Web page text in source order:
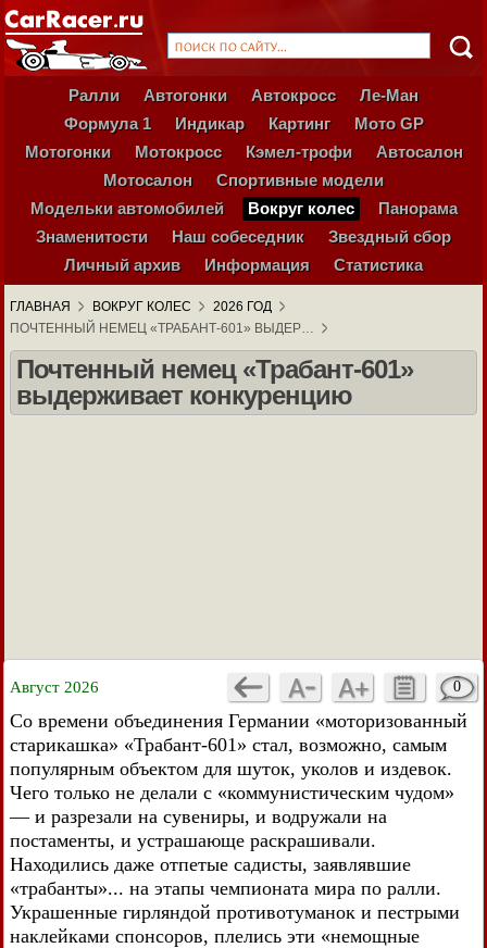
Ралли Автогонки Автокросс
Ле-Ман
Формула 1
Индикар Картинг
Мото GP
Мотогонки
Мотокросс Кэмел-трофи
Автосалон
Мотосалон
Спортивные модели
Модельки автомобилей
Вокруг колес
Панорама
Знаменитости
Наш собеседник
Звездный сбор
Личный архив
Информация Статистика
ГЛАВНАЯ ВОКРУГ КОЛЕС
2026 ГОД
ПОЧТЕННЫЙ НЕМЕЦ «ТРАБАНТ-601» ВЫДЕР…
Почтенный немец «Трабант-601»
выдерживает конкуренцию
Август 2026 0
Со времени объединения Германии «моторизованный
старикашка» «Трабант-601» стал, возможно, самым
популярным объектом для шуток, уколов и издевок.
Чего только не делали с «коммунистическим чудом»
— и разрезали на сувениры, и водружали на
постаменты, и устрашающе раскрашивали.
Находились даже отпетые садисты, заявлявшие
«трабанты»... на этапы чемпионата мира по ралли.
Украшенные гирляндой противотуманок и пестрыми
наклейками спонсоров, плелись эти «немощные